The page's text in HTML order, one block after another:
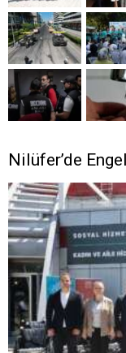
Nilüfer’de